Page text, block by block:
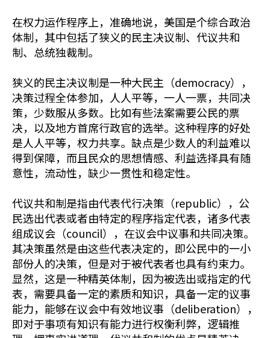
在权力运作程序上，准确地说，美国是个综合政治
体制，其中包括了狭义的民主决议制、代议共和
制、总统独裁制。
狭义的民主决议制是一种大民主（democracy），
决策过程全体参加，人人平等，一人一票，共同决
策，少数服从多数。比如有些法案需要公民的票
决，以及地方首席行政官的选举。这种程序的好处
是人人平等，权力共享。缺点是少数人的利益难以
得到保障，而且民众的思想情感、利益选择具有随
意性，流动性，缺少一贯性和稳定性。
代议共和制是指由代表代行决策（republic），公
民选出代表或者由特定的程序指定代表，诸多代表
组成议会（council），在议会中议事和共同决策。
其决策虽然是由这些代表决定的，即公民中的一小
部份人的决策，但是对于被代表者也具有约束力。
显然，这是一种精英体制，因为被选出或指定的代
表，需要具备一定的素质和知识，具备一定的议事
能力，能够在议会中有效地议事（deliberation），
即对于事项有知识有能力进行权衡利弊，逻辑推